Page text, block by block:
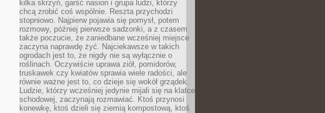
kilka skrzyń, garść nasion i grupa ludzi, którzy
chcą zrobić coś wspólnie. Reszta przychodzi
stopniowo. Najpierw pojawia się pomysł, potem
rozmowy, później pierwsze sadzonki, a z czasem
także poczucie, że zaniedbane wcześniej miejsce
zaczyna naprawdę żyć. Najciekawsze w takich
ogrodach jest to, że nigdy nie są wyłącznie o
roślinach. Oczywiście uprawa ziół, pomidorów,
truskawek czy kwiatów sprawia wiele radości, ale
równie ważne jest to, co dzieje się wokół grządek.
Ludzie, którzy wcześniej jedynie mijali się na klatce
schodowej, zaczynają rozmawiać. Ktoś przynosi
konewkę, ktoś dzieli się ziemią kompostową, ktoś